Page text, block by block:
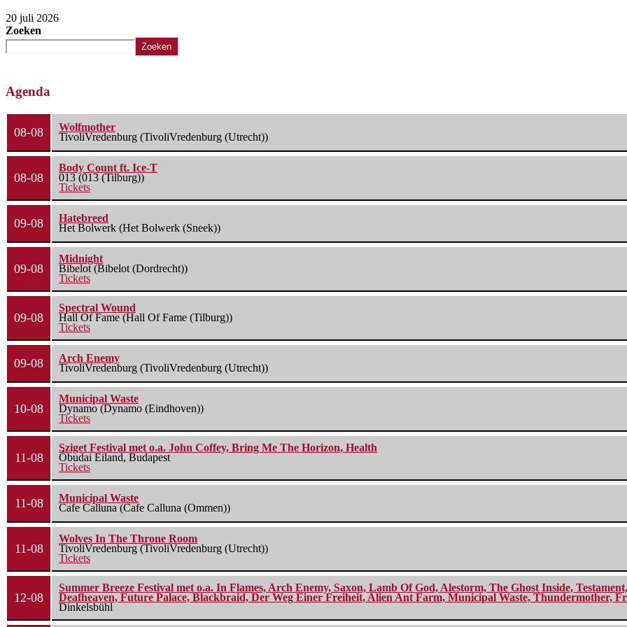
20 juli 2026
Zoeken
Zoeken
Agenda
08-08
Wolfmother
TivoliVredenburg (TivoliVredenburg (Utrecht))
08-08
Body Count ft. Ice-T
013 (013 (Tilburg))
Tickets
09-08
Hatebreed
Het Bolwerk (Het Bolwerk (Sneek))
09-08
Midnight
Bibelot (Bibelot (Dordrecht))
Tickets
09-08
Spectral Wound
Hall Of Fame (Hall Of Fame (Tilburg))
Tickets
09-08
Arch Enemy
TivoliVredenburg (TivoliVredenburg (Utrecht))
10-08
Municipal Waste
Dynamo (Dynamo (Eindhoven))
Tickets
11-08
Sziget Festival met o.a. John Coffey, Bring Me The Horizon, Health
Óbudai Eiland, Budapest
Tickets
11-08
Municipal Waste
Cafe Calluna (Cafe Calluna (Ommen))
11-08
Wolves In The Throne Room
TivoliVredenburg (TivoliVredenburg (Utrecht))
Tickets
12-08
Summer Breeze Festival met o.a. In Flames, Arch Enemy, Saxon, Lamb Of God, Alestorm, The Ghost Inside,
Deafheaven, Future Palace, Blackbraid, Der Weg Einer Freiheit, Alien Ant Farm, Municipal Waste, Thundermother,
Dinkelsbühl